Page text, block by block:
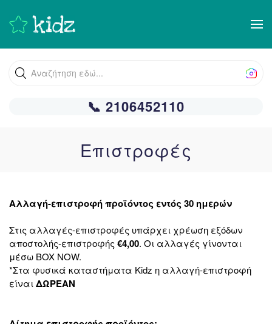
Skip
to
content
Αναζήτηση εδώ...
📞 2106452110
Επιστροφές
Αλλαγή-επιστροφή προϊόντος εντός 30 ημερών
Στις αλλαγές-επιστροφές υπάρχει χρέωση εξόδων
αποστολής-επιστροφής €4,00. Οι αλλαγές γίνονται
μέσω BOX NOW.
*Στα φυσικά καταστήματα Kidz η αλλαγή-επιστροφή
είναι ΔΩΡΕΑΝ